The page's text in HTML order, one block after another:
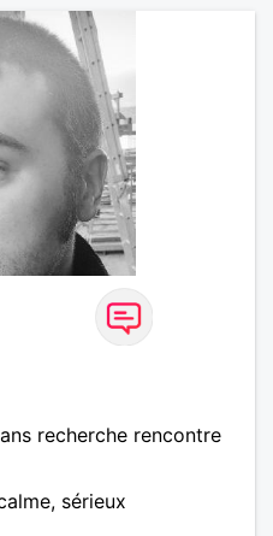
recherche rencontre
sérieux